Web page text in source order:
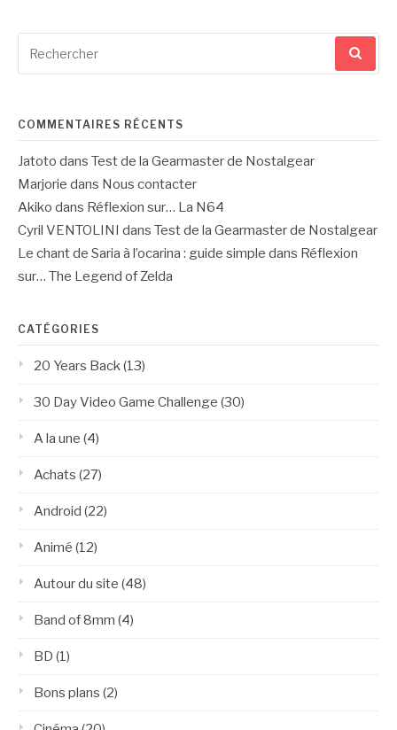
pour
COMMENTAIRES RÉCENTS
Jatoto dans Test de la Gearmaster de Nostalgear
Marjorie dans Nous contacter
Akiko dans Réflexion sur… La N64
Cyril VENTOLINI dans Test de la Gearmaster de Nostalgear
Le chant de Saria à l’ocarina : guide simple dans Réflexion
sur… The Legend of Zelda
CATÉGORIES
20 Years Back(13)
30 Day Video Game Challenge (30)
A la une (4)
Achats (27)
Android (22)
Animé (12)
Autour du site (48)
Band of 8mm (4)
BD (1)
Bons plans (2)